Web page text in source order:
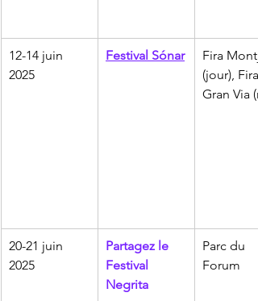
12-14 juin
2025
Festival Sónar
Fira
(jour), Fira
Gran Via
20-21 juin
2025
Partagez le
Festival
Negrita
Parc du
Forum